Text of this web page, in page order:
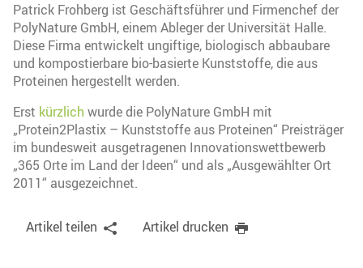
Patrick Frohberg ist Geschäftsführer und Firmenchef der
PolyNature GmbH, einem Ableger der Universität Halle.
Diese Firma entwickelt ungiftige, biologisch abbaubare
und kompostierbare bio-basierte Kunststoffe, die aus
Proteinen hergestellt werden.
Erst kürzlich wurde die PolyNature GmbH mit
„Protein2Plastix – Kunststoffe aus Proteinen“ Preisträger
im bundesweit ausgetragenen Innovationswettbewerb
„365 Orte im Land der Ideen“ und als „Ausgewählter Ort
2011“ ausgezeichnet.
Artikel teilen Artikel drucken